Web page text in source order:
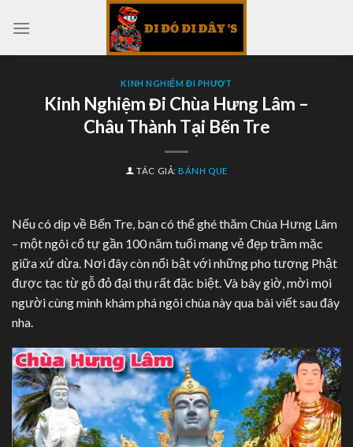
KINH NGHIỆM ĐI PHƯỢT
Kinh Nghiệm Đi Chùa Hưng Lâm –
Châu Thành Tại Bến Tre
TÁC GIẢ:BÁNH QUE
Nếu có dịp về Bến Tre, bạn có thể ghé thăm Chùa Hưng Lâm
– một ngôi cổ tự gần 100 năm tuổi mang vẻ đẹp trầm mặc
giữa xứ dừa. Nơi đây còn nổi bật với những pho tượng Phật
được tạc từ gỗ đỏ đại thụ rất đặc biệt. Và bây giờ, mời mọi
người cùng mình khám phá ngôi chùa này qua bài viết sau đây
nha.